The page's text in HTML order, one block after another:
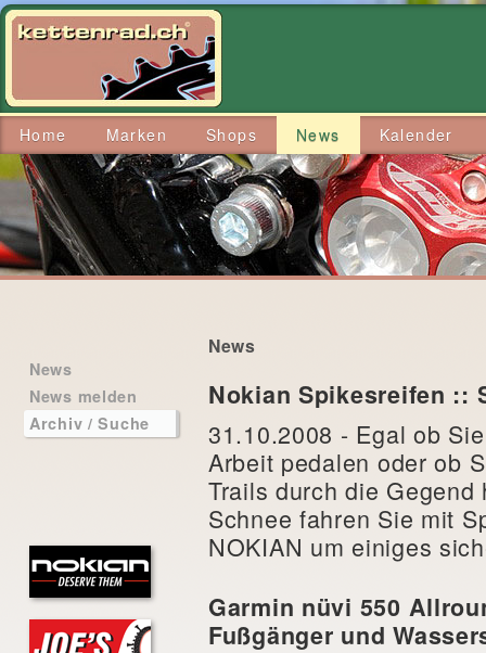
Home Marken Shops News Kalender
News
News melden
Archiv / Suche
News
Nokian Spikesreifen ::
31.10.2008 - Egal ob
Arbeit pedalen oder ob
Trails durch die
Schnee fahren Sie mit
NOKIAN um einiges
Garmin nüvi 550
Fußgänger und